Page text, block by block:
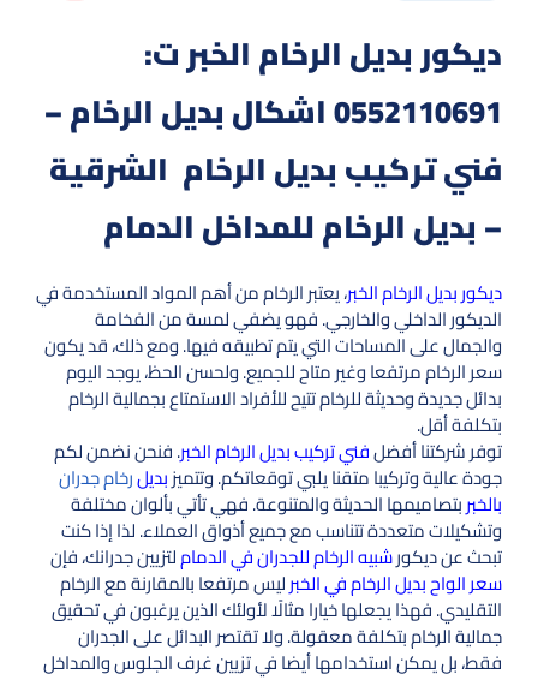
ديكور بديل الرخام الخبر ت:
0552110691 اشكال بديل الرخام –
فني تركيب بديل الرخام الشرقية
– بديل الرخام للمداخل الدمام
ديكور بديل الرخام الخبر، يعتبر الرخام من أهم المواد المستخدمة في
الديكور الداخلي والخارجي. فهو يضفي لمسة من الفخامة
والجمال على المساحات التي يتم تطبيقه فيها. ومع ذلك، قد يكون
سعر الرخام مرتفعا وغير متاح للجميع. ولحسن الحظ، يوجد اليوم
بدائل جديدة وحديثة للرخام تتيح للأفراد الاستمتاع بجمالية الرخام
بتكلفة أقل.
توفر شركتنا أفضلفني تركيب بديل الرخام الخبر. فنحن نضمن لكم
جودة عالية وتركيبا متقنا يلبي توقعاتكم. وتتميزبديلرخام جدران
بالخبربتصاميمها الحديثة والمتنوعة. فهي تأتي بألوان مختلفة
وتشكيلات متعددة تتناسب مع جميع أذواق العملاء. لذا إذا كنت
تبحث عن ديكورشبيه الرخام للجدران في الدماملتزيين جدرانك، فإن
سعر الواح بديل الرخام في الخبرليس مرتفعا بالمقارنة مع الرخام
التقليدي. فهذا يجعلها خيارا مثالًا لأولئك الذين يرغبون في تحقيق
جمالية الرخام بتكلفة معقولة. ولا تقتصر البدائل على الجدران
فقط، بل يمكن استخدامها أيضا في تزيين غرف الجلوس والمداخل